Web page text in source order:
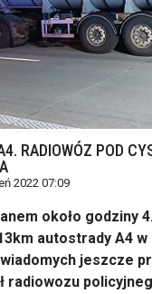
RADIOWÓZ POD
2022 07:09
około godziny
autostrady A4
jeszcze
radiowozu